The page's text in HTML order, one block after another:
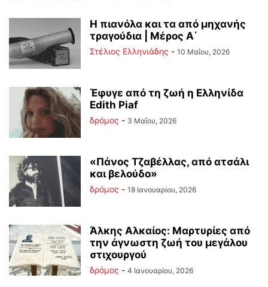
Η πιανόλα και τα από μηχανής
τραγούδια | Μέρος Α΄
Στέλιος Ελληνιάδης - 10 Μαΐου, 2026
Έφυγε από τη ζωή η Ελληνίδα
Edith Piaf
δρόμος - 3 Μαΐου, 2026
«Πάνος Τζαβέλλας, από ατσάλι
και βελούδο»
δρόμος - 18 Ιανουαρίου, 2026
Άλκης Αλκαίος: Μαρτυρίες από
την άγνωστη ζωή του μεγάλου
στιχουργού
δρόμος - 4 Ιανουαρίου, 2026